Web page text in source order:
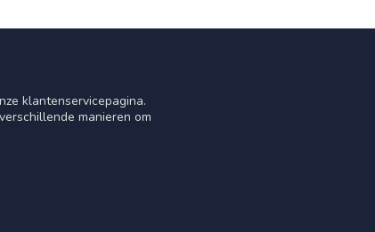
klantenservicepagina.
manieren om